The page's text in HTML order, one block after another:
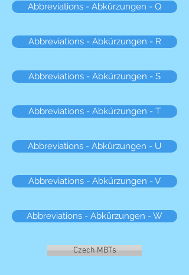
Abbreviations - Abkürzungen - Q
Abbreviations - Abkürzungen - R
Abbreviations - Abkürzungen - S
Abbreviations - Abkürzungen - T
Abbreviations - Abkürzungen - U
Abbreviations - Abkürzungen - V
Abbreviations - Abkürzungen - W
Czech MBTs